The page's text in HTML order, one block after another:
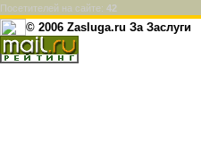
Посетителей на сайте: 42
© 2006 Zasluga.ru За Заслуги